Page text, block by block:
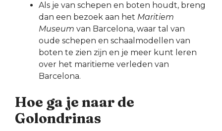
Als je van schepen en boten houdt, breng
dan een bezoek aan het Maritiem
Museum van Barcelona, waar tal van
oude schepen en schaalmodellen van
boten te zien zijn en je meer kunt leren
over het maritieme verleden van
Barcelona.
Hoe ga je naar de
Golondrinas